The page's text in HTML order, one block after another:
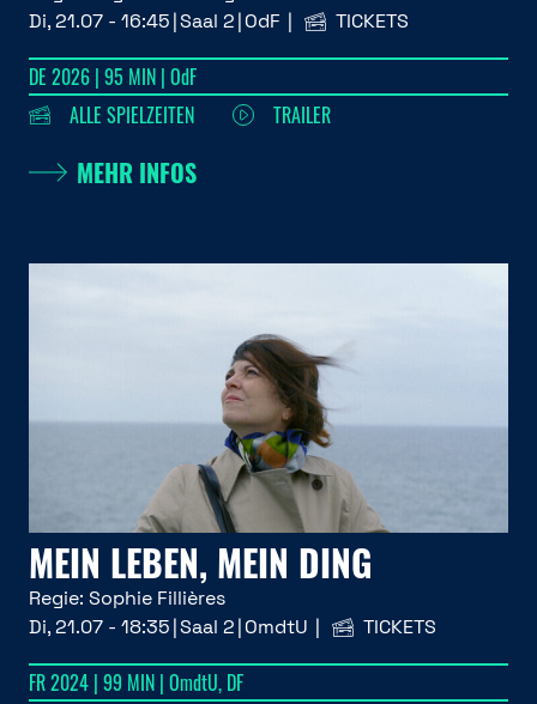
Di, 21.07 - 16:45 Saal 2 OdF TICKETS
DE 2026 | 95 MIN | OdF
ALLE SPIELZEITEN
TRAILER
MEHR INFOS
MEIN LEBEN, MEIN DING
Regie: Sophie Fillières
Di, 21.07 - 18:35 Saal 2 OmdtU TICKETS
FR 2024 | 99 MIN | OmdtU, DF